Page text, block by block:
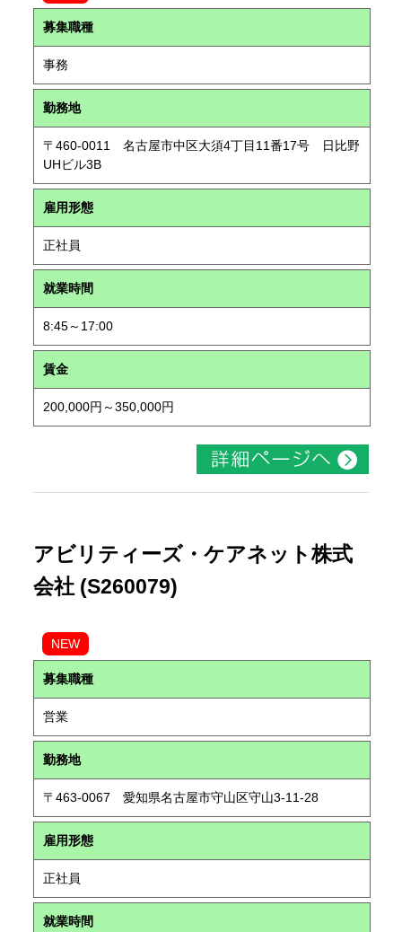
募集職種
事務
勤務地
〒460-0011 名古屋市中区大須4丁目11番17号 日比野
UHビル3B
雇用形態
正社員
就業時間
8:45～17:00
賃金
200,000円～350,000円
アビリティーズ・ケアネット株式
会社 (S260079)
NEW
募集職種
営業
勤務地
〒463-0067 愛知県名古屋市守山区守山3-11-28
雇用形態
正社員
就業時間